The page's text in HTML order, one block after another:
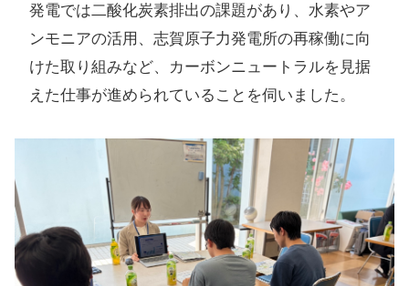
発電では二酸化炭素排出の課題があり、水素やア
ンモニアの活用、志賀原子力発電所の再稼働に向
けた取り組みなど、カーボンニュートラルを見据
えた仕事が進められていることを伺いました。